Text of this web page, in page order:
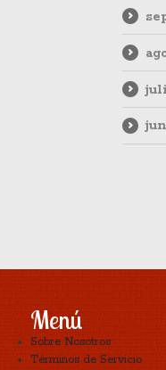
Menú
Sobre Nosotros
Términos de Servicio